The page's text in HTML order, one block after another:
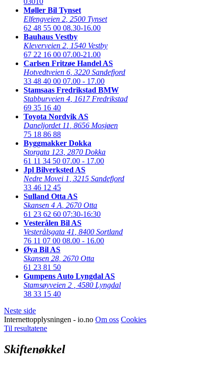
Møller Bil Tynset
Elfengveien 2 2500 Tynset
62 48 55 00 08.30-16.00
Bauhaus Vestby
Kleverveien 2 1540 Vestby
67 22 16 00 07.00-21.00
Carlsen Fritzøe Handel AS
Hotvedtveien 6 3220 Sandefjord
33 48 40 00 07.00 - 17.00
Stamsaas Fredrikstad BMW
Stabburveien 4 1617 Fredrikstad
69 35 16 40
Toyota Nordvik AS
Daneljordet 11 8656 Mosjøen
75 18 86 88
Byggmakker Dokka
Storgata 123 2870 Dokka
61 11 34 50 07.00 - 17.00
Jpl Bilverksted AS
Nedre Movei 1 3215 Sandefjord
33 46 12 45
Sulland Otta AS
Skansen 4 A 2670 Otta
61 23 62 60 07:30-16:30
Vesterålen Bil AS
Vesterålsgata 41 8400 Sortland
76 11 07 00 08.00 - 16.00
Øya Bil AS
Skansen 28 2670 Otta
61 23 81 50
Gumpens Auto Lyngdal AS
Stamsøyveien 2
4580 Lyngdal
38 33 15 40
Neste side
Internettopplysningen - io.no Om oss Cookies
Til resultatene
Skiftenøkkel